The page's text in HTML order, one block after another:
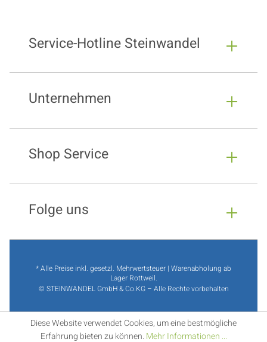
Service-Hotline Steinwandel
Unternehmen
Shop Service
Folge uns
* Alle Preise inkl. gesetzl. Mehrwertsteuer | Warenabholung ab
Lager Rottweil.
© STEINWANDEL GmbH & Co.KG – Alle Rechte vorbehalten
Diese Website verwendet Cookies, um eine bestmögliche
Erfahrung bieten zu können. Mehr Informationen ...